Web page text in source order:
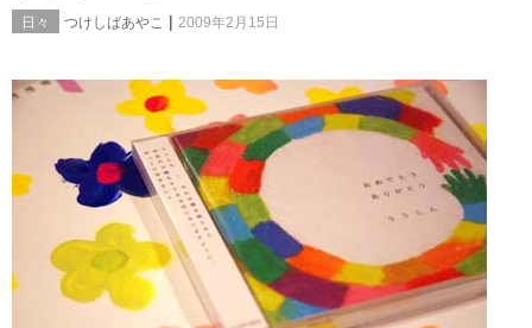
日々 つけしばあやこ | 2009年2月15日